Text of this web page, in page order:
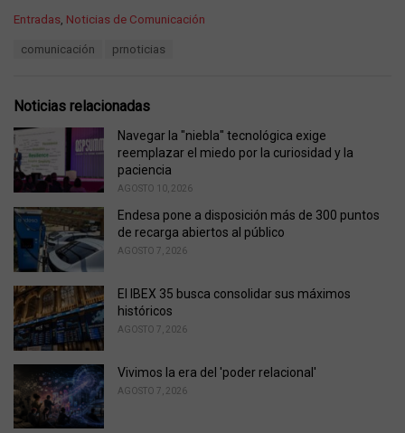
C
o
r
i
e
s
:
Entradas Noticias de Comunicación
:
comunicación prnoticias
Noticias relacionadas
Navegar la "niebla" tecnológica exige
reemplazar el miedo por la curiosidad y la
paciencia
AGOSTO 10, 2026
Endesa pone a disposición más de 300 puntos
de recarga abiertos al público
AGOSTO 7, 2026
El IBEX 35 busca consolidar sus máximos
históricos
AGOSTO 7, 2026
Vivimos la era del 'poder relacional'
AGOSTO 7, 2026